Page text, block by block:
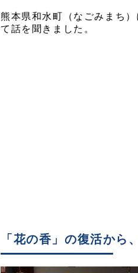
熊本県和水町（なごみまち
て話を聞きました。
「花の香」の復活か